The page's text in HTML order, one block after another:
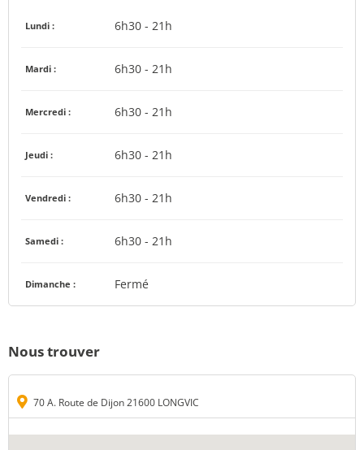
Lundi : 6h30 - 21h
Mardi : 6h30 - 21h
Mercredi : 6h30 - 21h
Jeudi : 6h30 - 21h
Vendredi : 6h30 - 21h
Samedi : 6h30 - 21h
Dimanche : Fermé
Nous trouver
70 A. Route de Dijon 21600 LONGVIC